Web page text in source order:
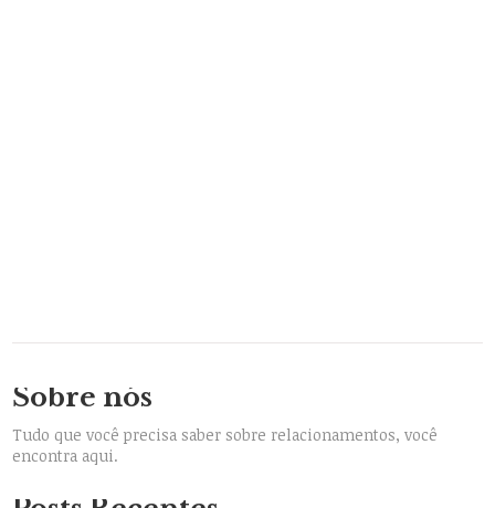
Sobre nós
Tudo que você precisa saber sobre relacionamentos, você
encontra aqui.